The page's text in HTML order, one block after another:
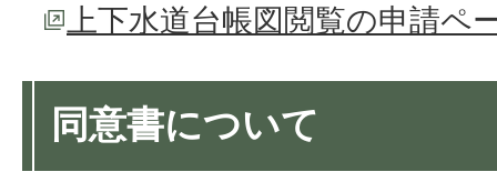
上下水道台帳図閲覧の申請ペ
同意書について